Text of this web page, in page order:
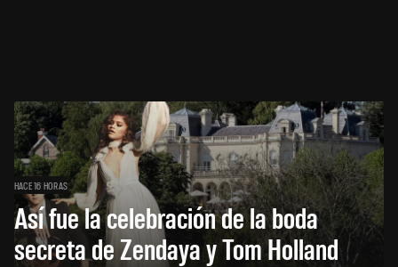
HACE 16 HORAS
Así fue la celebración de la boda
secreta de Zendaya y Tom Holland